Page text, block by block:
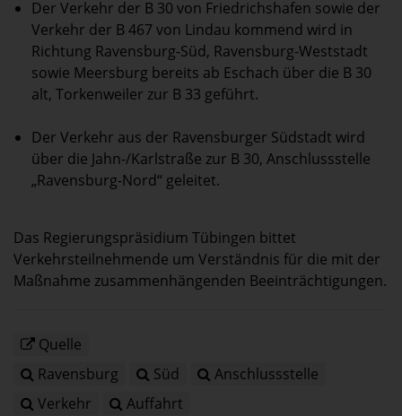
Der Verkehr der B 30 von Friedrichshafen sowie der
Verkehr der B 467 von Lindau kommend wird in
Richtung Ravensburg-Süd, Ravensburg-Weststadt
sowie Meersburg bereits ab Eschach über die B 30
alt, Torkenweiler zur B 33 geführt.
Der Verkehr aus der Ravensburger Südstadt wird
über die Jahn-/Karlstraße zur B 30, Anschlussstelle
„Ravensburg-Nord“ geleitet.
Das Regierungspräsidium Tübingen bittet
Verkehrsteilnehmende um Verständnis für die mit der
Maßnahme zusammenhängenden Beeinträchtigungen.
Quelle
Ravensburg
Süd
Anschlussstelle
Verkehr
Auffahrt